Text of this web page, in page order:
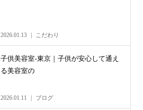
2026.01.13 こだわり
子供美容室-東京｜子供が安心して通え
る美容室の
2026.01.11 ブログ